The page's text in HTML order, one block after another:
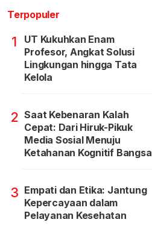
Terpopuler
1
UT Kukuhkan Enam
Profesor, Angkat Solusi
Lingkungan hingga Tata
Kelola
2 Saat Kebenaran Kalah
Cepat: Dari Hiruk-Pikuk
Media Sosial Menuju
Ketahanan Kognitif Bangsa
3 Empati dan Etika: Jantung
Kepercayaan dalam
Pelayanan Kesehatan